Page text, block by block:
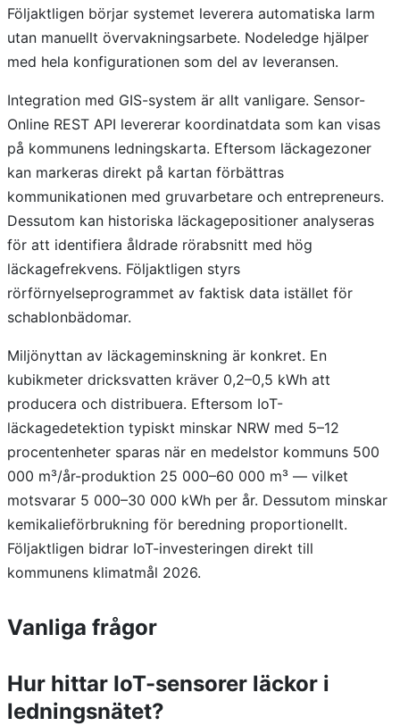
Följaktligen börjar systemet leverera automatiska larm
utan manuellt övervakningsarbete. Nodeledge hjälper
med hela konfigurationen som del av leveransen.
Integration med GIS-system är allt vanligare. Sensor-
Online REST API levererar koordinatdata som kan visas
på kommunens ledningskarta. Eftersom läckagezoner
kan markeras direkt på kartan förbättras
kommunikationen med gruvarbetare och entrepreneurs.
Dessutom kan historiska läckagepositioner analyseras
för att identifiera åldrade rörabsnitt med hög
läckagefrekvens. Följaktligen styrs
rörförnyelseprogrammet av faktisk data istället för
schablonbädomar.
Miljönyttan av läckageminskning är konkret. En
kubikmeter dricksvatten kräver 0,2–0,5 kWh att
producera och distribuera. Eftersom IoT-
läckagedetektion typiskt minskar NRW med 5–12
procentenheter sparas när en medelstor kommuns 500
000 m³/år-produktion 25 000–60 000 m³ — vilket
motsvarar 5 000–30 000 kWh per år. Dessutom minskar
kemikalieförbrukning för beredning proportionellt.
Följaktligen bidrar IoT-investeringen direkt till
kommunens klimatmål 2026.
Vanliga frågor
Hur hittar IoT-sensorer läckor i
ledningsnätet?